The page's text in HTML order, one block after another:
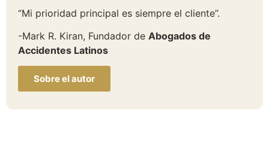
“Mi prioridad principal es siempre el cliente”.
-Mark R. Kiran, Fundador de Abogados de
Accidentes Latinos
Sobre el autor